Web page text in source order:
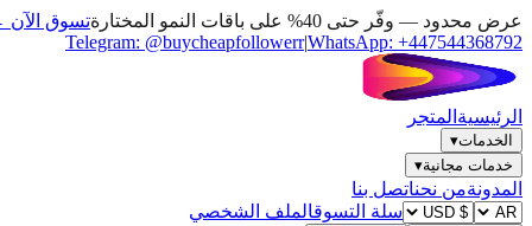
عرض محدود — وفّر حتى 40% على باقات النمو المختارة
تسوق
Telegram: @buycheapfollowerr|WhatsApp: +447544368792
الرئيسية المتجر
الخدمات▾
خدمات مجانية▾
المدونةمن نحناتصل بنا
سلة التسوقالملف الشخصي